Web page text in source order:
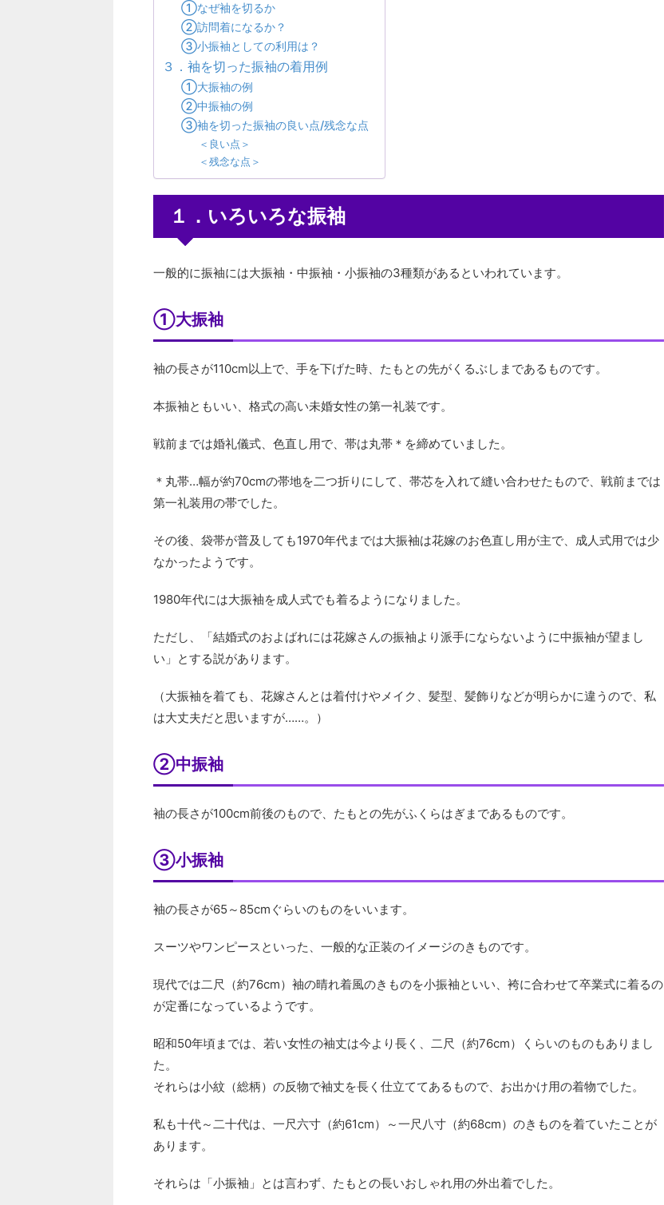
①なぜ袖を切るか
②訪問着になるか？
③小振袖としての利用は？
３．袖を切った振袖の着用例
①大振袖の例
②中振袖の例
③袖を切った振袖の良い点/残念な点
＜良い点＞
＜残念な点＞
１．いろいろな振袖
一般的に振袖には大振袖・中振袖・小振袖の3種類があるといわれています。
①大振袖
袖の長さが110cm以上で、手を下げた時、たもとの先がくるぶしまであるものです。
本振袖ともいい、格式の高い未婚女性の第一礼装です。
戦前までは婚礼儀式、色直し用で、帯は丸帯＊を締めていました。
＊丸帯…幅が約70cmの帯地を二つ折りにして、帯芯を入れて縫い合わせたもので、戦前までは
第一礼装用の帯でした。
その後、袋帯が普及しても1970年代までは大振袖は花嫁のお色直し用が主で、成人式用では少
なかったようです。
1980年代には大振袖を成人式でも着るようになりました。
ただし、「結婚式のおよばれには花嫁さんの振袖より派手にならないように中振袖が望まし
い」とする説があります。
（大振袖を着ても、花嫁さんとは着付けやメイク、髪型、髪飾りなどが明らかに違うので、私
は大丈夫だと思いますが……。）
②中振袖
袖の長さが100cm前後のもので、たもとの先がふくらはぎまであるものです。
③小振袖
袖の長さが65～85cmぐらいのものをいいます。
スーツやワンピースといった、一般的な正装のイメージのきものです。
現代では二尺（約76cm）袖の晴れ着風のきものを小振袖といい、袴に合わせて卒業式に着るの
が定番になっているようです。
昭和50年頃までは、若い女性の袖丈は今より長く、二尺（約76cm）くらいのものもありまし
た。
それらは小紋（総柄）の反物で袖丈を長く仕立ててあるもので、お出かけ用の着物でした。
私も十代～二十代は、一尺六寸（約61cm）～一尺八寸（約68cm）のきものを着ていたことが
あります。
それらは「小振袖」とは言わず、たもとの長いおしゃれ用の外出着でした。